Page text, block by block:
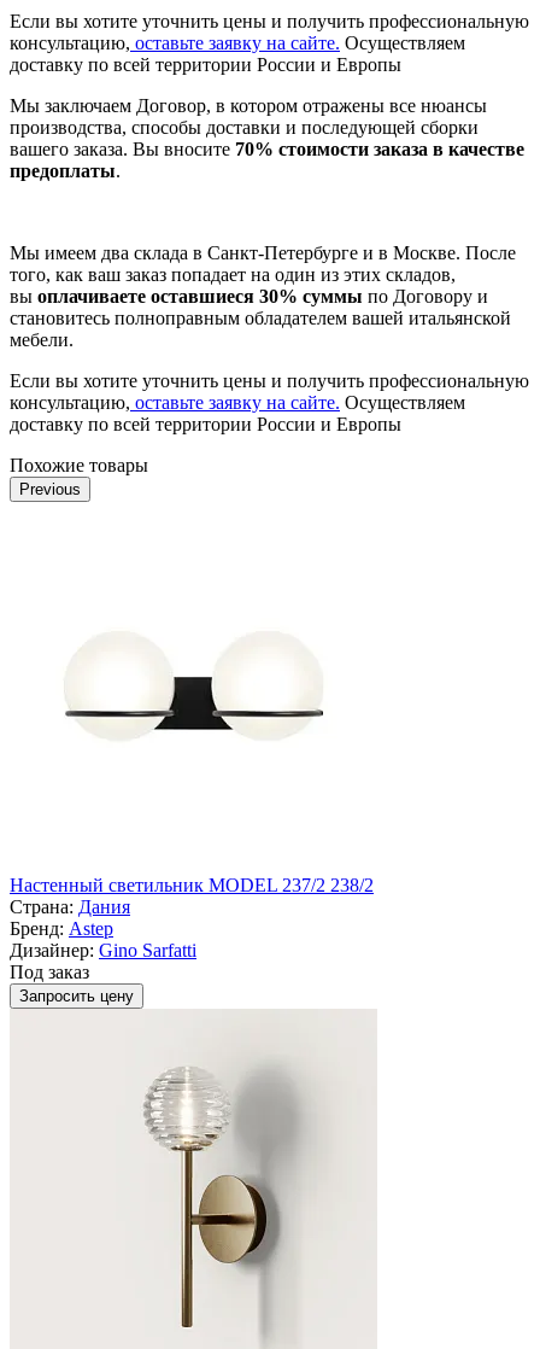
Если вы хотите уточнить цены и получить профессиональную
консультацию, оставьте заявку на сайте. Осуществляем
доставку по всей территории России и Европы
Мы заключаем Договор, в котором отражены все нюансы
производства, способы доставки и последующей сборки
вашего заказа. Вы вносите 70% стоимости заказа в качестве
предоплаты.
Мы имеем два склада в Санкт-Петербурге и в Москве. После
того, как ваш заказ попадает на один из этих складов,
вы оплачиваете оставшиеся 30% суммы по Договору и
становитесь полноправным обладателем вашей итальянской
мебели.
Если вы хотите уточнить цены и получить профессиональную
консультацию, оставьте заявку на сайте. Осуществляем
доставку по всей территории России и Европы
Похожие товары
Previous
Настенный светильник MODEL 237/2 238/2
Страна: Дания
Бренд: Astep
Дизайнер: Gino Sarfatti
Под заказ
Запросить цену